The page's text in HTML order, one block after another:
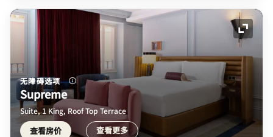
展开
无障碍选项
Supreme
Suite, 1 King, Roof Top Terrace
查看房价 查看更多